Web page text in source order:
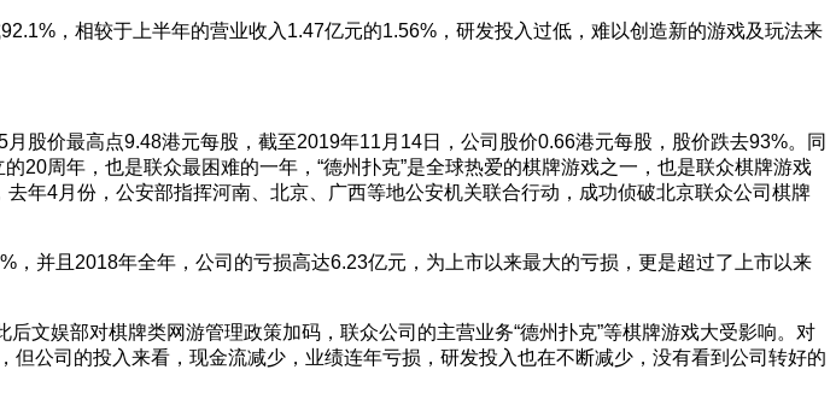
，相较于上半年的营业收入1.47亿元的1.56%，研发投入过低，难以创造新的游戏及玩法来
股价最高点9.48港元每股，截至2019年11月14日，公司股价0.66港元每股，股价跌去93%。同
20周年，也是联众最困难的一年，“德州扑克”是全球热爱的棋牌游戏之一，也是联众棋牌游戏
年4月份，公安部指挥河南、北京、广西等地公安机关联合行动，成功侦破北京联众公司棋牌
并且2018年全年，公司的亏损高达6.23亿元，为上市以来最大的亏损，更是超过了上市以来
文娱部对棋牌类网游管理政策加码，联众公司的主营业务“德州扑克”等棋牌游戏大受影响。对
公司的投入来看，现金流减少，业绩连年亏损，研发投入也在不断减少，没有看到公司转好的